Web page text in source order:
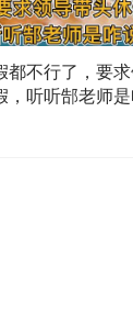
都不行了，要
，听听郜老师